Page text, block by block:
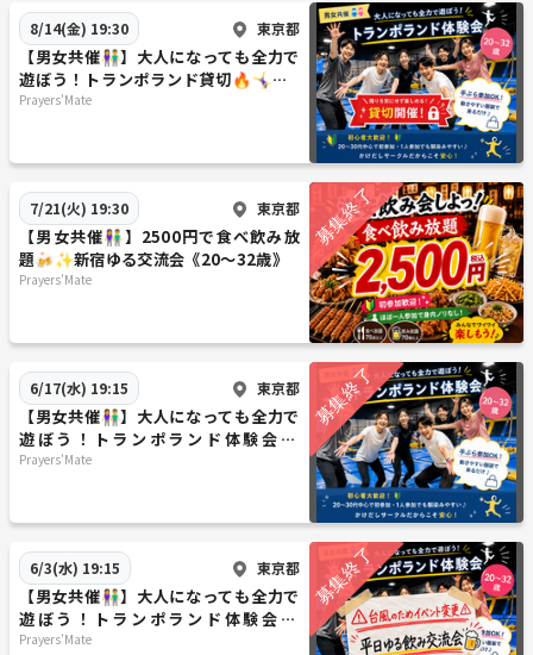
8/14(金) 19:30 東京都
【男女共催👫】大人になっても全力で
遊ぼう！トランポランド貸切🔥🤸‍♀️《2
0〜32歳》
Prayers'Mate
7/21(火) 19:30 東京都
【男女共催👫】2500円で食べ飲み放
題🍻✨新宿ゆる交流会《20〜32歳》
Prayers'Mate
6/17(水) 19:15 東京都
【男女共催👫】大人になっても全力で
遊ぼう！トランポランド体験会🔥
🤸‍♀️《20〜32歳》
Prayers'Mate
6/3(水) 19:15 東京都
【男女共催👫】大人になっても全力で
遊ぼう！トランポランド体験会🔥
🤸‍♀️《20〜32歳》
Prayers'Mate